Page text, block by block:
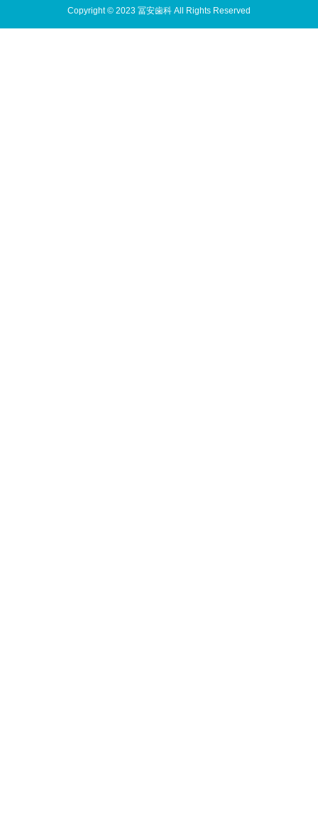
Copyright © 2023 冨安歯科 All Rights Reserved